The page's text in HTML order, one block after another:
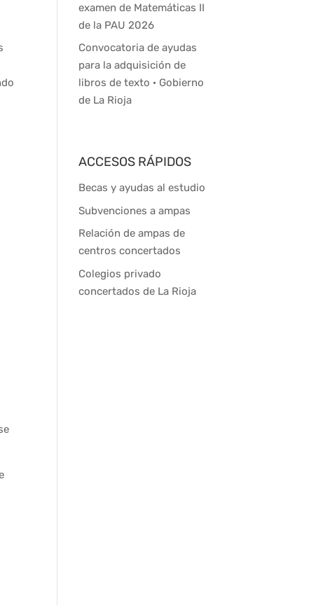
examen de Matemáticas II
de la PAU 2026
Convocatoria de ayudas
para la adquisición de
libros de texto · Gobierno
de La Rioja
ACCESOS RÁPIDOS
Becas y ayudas al estudio
Subvenciones a ampas
Relación de ampas de
centros concertados
Colegios privado
concertados de La Rioja